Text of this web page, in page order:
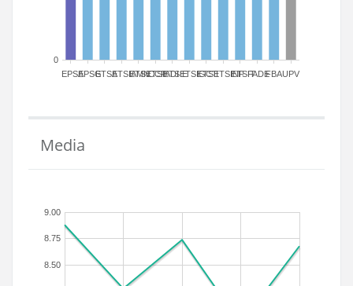
EPSAEPSGETSAETSIAMN
ETSICCP
ETSIADI
ETSIEETSIGCT
ETSIIETSINFETSITFADEFBAUPV
0
Media
8.50
8.75
9.00